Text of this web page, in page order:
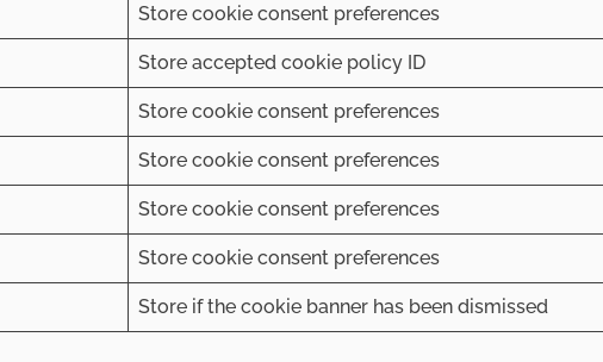
Store cookie consent preferences
Store accepted cookie policy ID
Store cookie consent preferences
Store cookie consent preferences
Store cookie consent preferences
Store cookie consent preferences
Store if the cookie banner has been dismissed